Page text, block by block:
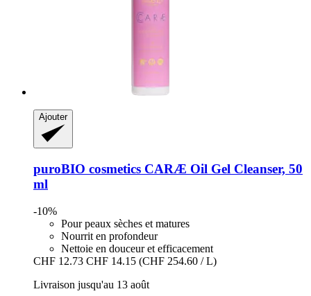
Ajouter
puroBIO cosmetics CARÆ Oil Gel Cleanser, 50
ml
-10%
Pour peaux sèches et matures
Nourrit en profondeur
Nettoie en douceur et efficacement
CHF 12.73 CHF 14.15 (CHF 254.60 / L)
Livraison jusqu'au 13 août